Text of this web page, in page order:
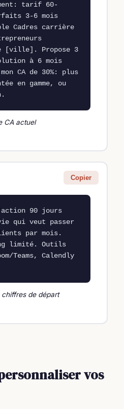
tarif 60-
3-6 mois
Cadres carrière
[ville]. Propose 3
à 6 mois
CA de 30%: plus
en gamme, ou
CA actuel
Copier
90 jours
qui veut passer
par mois.
limité. Outils
Teams, Calendly
de départ
vos